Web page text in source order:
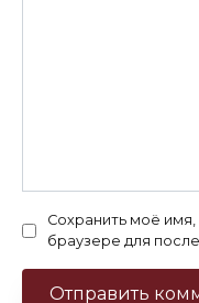
Сохранить моё
браузере для